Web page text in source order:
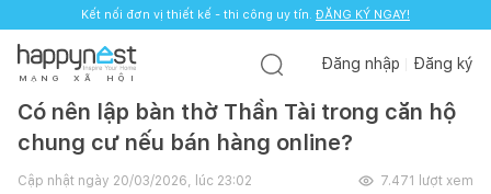
Kết nối đơn vị thiết kế - thi công uy tín. ĐĂNG KÝ NGAY!
M Ạ N G X Ã H Ộ I
Đăng nhập Đăng ký
Có nên lập bàn thờ Thần Tài trong căn hộ
chung cư nếu bán hàng online?
Cập nhật ngày 20/03/2026, lúc 23:02 7.471 lượt xem